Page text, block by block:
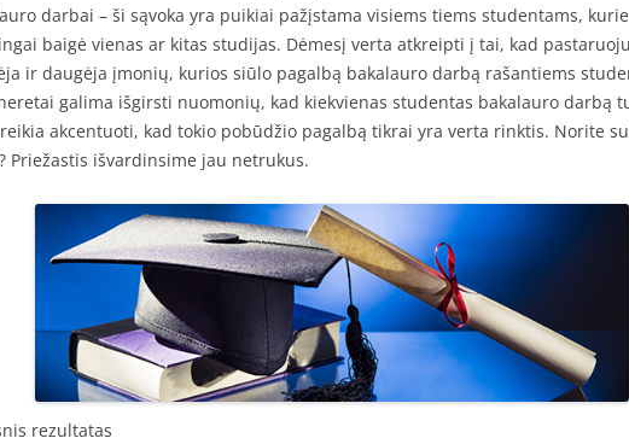
darbai – ši sąvoka yra puikiai pažįstama visiems tiems studentams, kurie
baigė vienas ar kitas studijas. Dėmesį verta atkreipti į tai, kad
ir daugėja įmonių, kurios siūlo pagalbą bakalauro darbą rašantiems
galima išgirsti nuomonių, kad kiekvienas studentas bakalauro darbą
akcentuoti, kad tokio pobūdžio pagalbą tikrai yra verta rinktis. Norite
Priežastis išvardinsime jau netrukus.
rezultatas